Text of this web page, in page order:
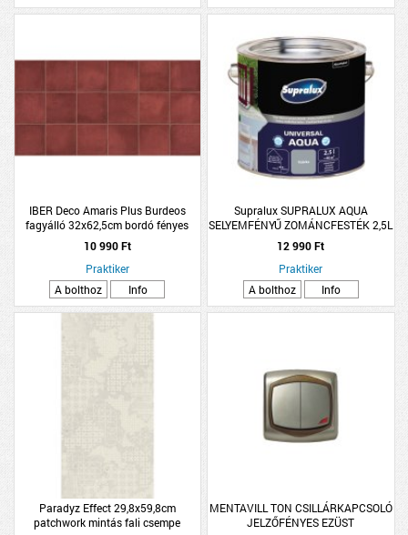
IBER Deco Amaris Plus Burdeos
fagyálló 32x62,5cm bordó fényes
dekorcsempe
10 990 Ft
Praktiker
A bolthoz
Info
Supralux SUPRALUX AQUA
SELYEMFÉNYŰ ZOMÁNCFESTÉK 2,5L
SZÜRKE
12 990 Ft
Praktiker
A bolthoz
Info
Paradyz Effect 29,8x59,8cm
patchwork mintás fali csempe
MENTAVILL TON CSILLÁRKAPCSOLÓ
JELZŐFÉNYES EZÜST